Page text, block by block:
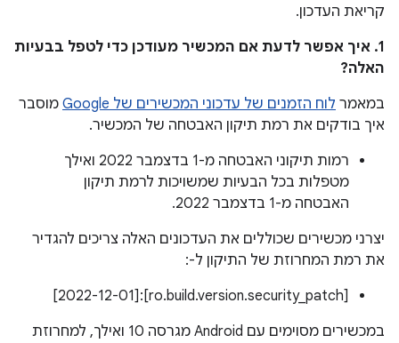
קריאת העדכון.
1. איך אפשר לדעת אם המכשיר מעודכן כדי לטפל בבעיות
האלה?
במאמר לוח הזמנים של עדכוני המכשירים של Google
מוסבר
איך בודקים את רמת תיקון האבטחה של המכשיר.
רמות תיקוני האבטחה מ-1 בדצמבר 2022 ואילך
מטפלות בכל הבעיות שמשויכות לרמת תיקון
האבטחה מ-1 בדצמבר 2022.
יצרני מכשירים שכוללים את העדכונים האלה צריכים להגדיר
את רמת המחרוזת של התיקון ל-:
[ro.build.version.security_patch]:‏[2022-12-01]
במכשירים מסוימים עם Android מגרסה 10 ואילך, למחרוזת